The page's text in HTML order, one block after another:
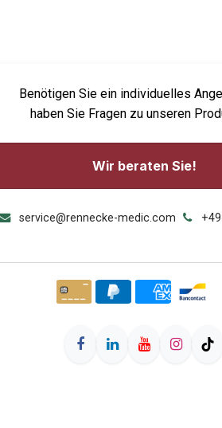
Benötigen Sie ein individuelles
haben Sie Fragen zu unseren
Wir beraten Sie!
service@rennecke-medic.com